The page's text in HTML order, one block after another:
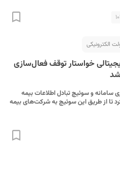
الکترونیکی
خواستار توقف فعال‌سازی
سامانه و سوئیچ تبادل اطلاعات بیمه
تا از طریق این سوئیچ به شرکت‌های بیمه